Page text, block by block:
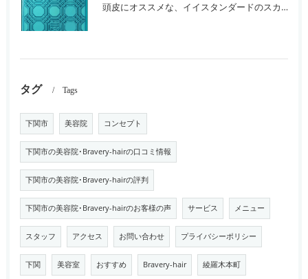
頭皮にオススメな、イイスタンダードのスカルプ系シャンプー＆トリートメントです！
タグ Tags
下関市 美容院 コンセプト
下関市の美容院･Bravery-hairの口コミ情報
下関市の美容院･Bravery-hairの評判
下関市の美容院･Bravery-hairのお客様の声 サービス メニュー
スタッフ アクセス お問い合わせ プライバシーポリシー
下関 美容室 おすすめ Bravery-hair 綾羅木本町